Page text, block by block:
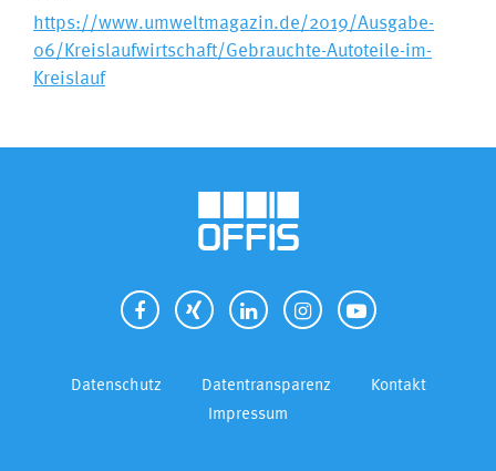
https://www.umweltmagazin.de/2019/Ausgabe-
06/Kreislaufwirtschaft/Gebrauchte-Autoteile-im-
Kreislauf
Datenschutz Datentransparenz
Kontakt
Impressum